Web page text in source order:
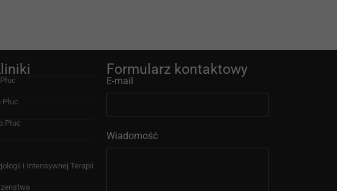
Płuc
i Intensywnej Terapii
Formularz kontaktowy
E-mail
Wiadomość